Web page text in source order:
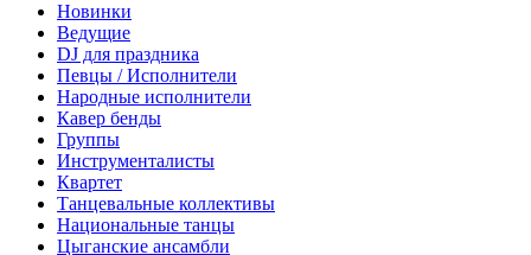
Новинки
Ведущие
DJ для праздника
Певцы / Исполнители
Народные исполнители
Кавер бенды
Группы
Инструменталисты
Квартет
Танцевальные коллективы
Национальные танцы
Цыганские ансамбли